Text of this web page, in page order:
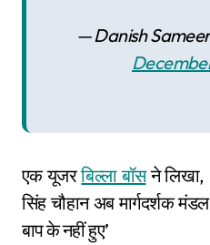
— Danish
एक यूजरबिल्ला बॉसने लिखा,
सिंह चौहान अब मार्गदर्शक
बाप के नहीं हुए’